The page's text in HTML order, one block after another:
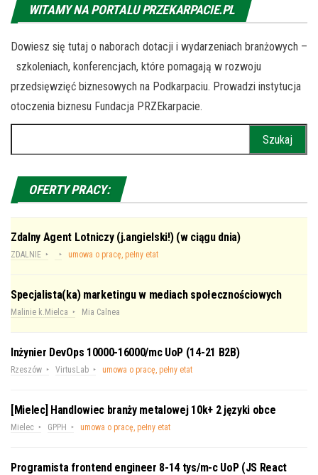
WITAMY NA PORTALU PRZEKARPACIE.PL
Dowiesz się tutaj o naborach dotacji i wydarzeniach branżowych –
szkoleniach, konferencjach, które pomagają w rozwoju
przedsięwzięć biznesowych na Podkarpaciu. Prowadzi instytucja
otoczenia biznesu Fundacja PRZEkarpacie.
OFERTY PRACY:
Zdalny Agent Lotniczy (j.angielski!) (w ciągu dnia)
ZDALNIE umowa o pracę, pełny etat
Specjalista(ka) marketingu w mediach społecznościowych
Malinie k.Mielca Mia Calnea
Inżynier DevOps 10000-16000/mc UoP (14-21 B2B)
Rzeszów VirtusLab umowa o pracę, pełny etat
[Mielec] Handlowiec branży metalowej 10k+ 2 języki obce
Mielec GPPH umowa o pracę, pełny etat
Programista frontend engineer 8-14 tys/m-c UoP (JS React